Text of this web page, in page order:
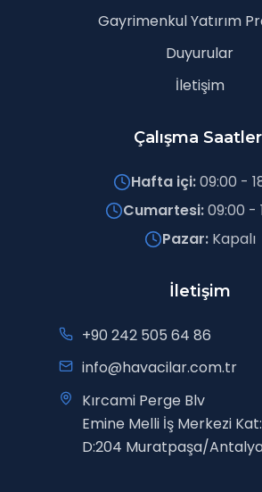
Gayrimenkul Yatırım
Duyurular
İletişim
Çalışma
Hafta içi:09:00 -
Cumartesi:09:00 -
Pazar: Kapalı
İletişim
+90 242 505 64 86
info@havacilar.com.tr
Kırcami Perge Blv
Emine Melli İş Merkezi
D:204 Muratpaşa/